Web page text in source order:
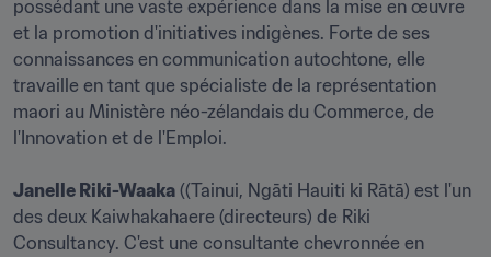
possédant une vaste expérience dans la mise en œuvre
et la promotion d'initiatives indigènes. Forte de ses
connaissances en communication autochtone, elle
travaille en tant que spécialiste de la représentation
maori au Ministère néo-zélandais du Commerce, de
l'Innovation et de l'Emploi.
Janelle Riki-Waaka ((Tainui, Ngāti Hauiti ki Rātā) est l'un
des deux Kaiwhakahaere (directeurs) de Riki
Consultancy. C'est une consultante chevronnée en